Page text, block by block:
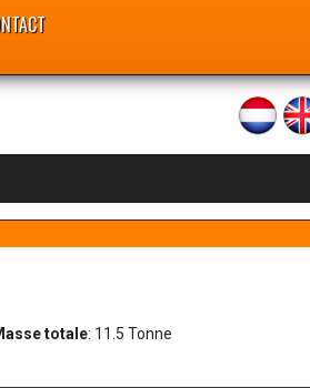
totale: 11.5 Tonne